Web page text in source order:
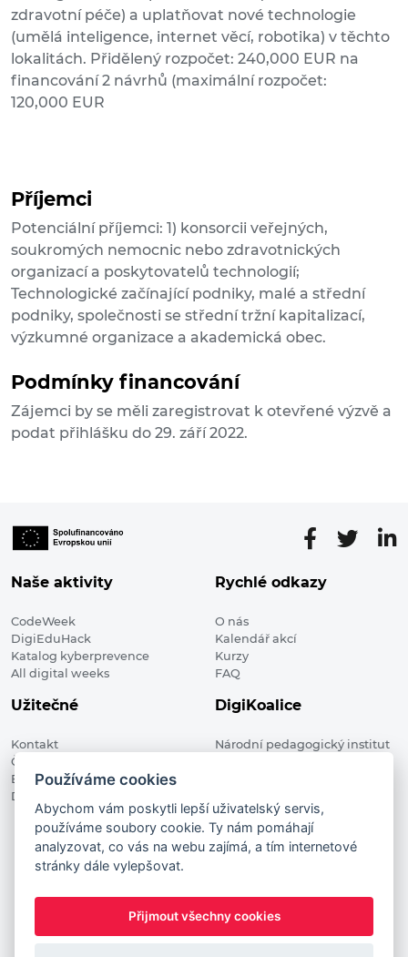
zdravotní péče) a uplatňovat nové technologie
(umělá inteligence, internet věcí, robotika) v těchto
lokalitách. Přidělený rozpočet: 240,000 EUR na
financování 2 návrhů (maximální rozpočet:
120,000 EUR
Příjemci
Potenciální příjemci: 1) konsorcii veřejných,
soukromých nemocnic nebo zdravotnických
organizací a poskytovatelů technologií;
Technologické začínající podniky, malé a střední
podniky, společnosti se střední tržní kapitalizací,
výzkumné organizace a akademická obec.
Podmínky financování
Zájemci by se měli zaregistrovat k otevřené výzvě a
podat přihlášku do 29. září 2022.
Naše aktivity
CodeWeek
DigiEduHack
Katalog kyberprevence
All digital weeks
Rychlé odkazy
O nás
Kalendář akcí
Kurzy
FAQ
Užitečné
Kontakt
Členské organizace
Blog
Digitalizace ve vzdělávání
DigiKoalice
Národní pedagogický institut
DigiKoalice 2021. All rights reserved
Vstup do administrace
This project has received funding from the European
Commission Innovation and Networks Executive Agency (now
Používáme cookies
Abychom vám poskytli lepší uživatelský servis,
používáme soubory cookie. Ty nám pomáhají
analyzovat, co vás na webu zajímá, a tím internetové
stránky dále vylepšovat.
Přijmout všechny cookies